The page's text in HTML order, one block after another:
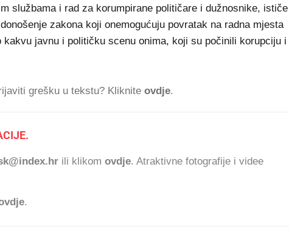
službama i rad za korumpirane političare i dužnosnike, ističe
zakona koji onemogućuju povratak na radna mjesta
javnu i političku scenu onima, koji su počinili korupciju i
grešku u tekstu? Kliknite ovdje.
ili klikom ovdje. Atraktivne fotografije i videe
.